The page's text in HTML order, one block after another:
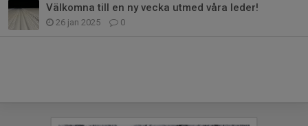
Välkomna till en ny vecka utmed våra leder!
26 jan 2025 0